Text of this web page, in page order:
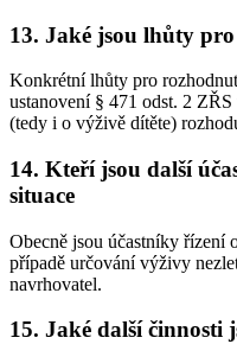
13. Jaké jsou lhůty
Konkrétní lhůty pro
ustanovení § 471 odst. 2
(tedy i o výživě dítěte)
14. Kteří jsou další
situace
Obecně jsou účastníky řízení
případě určování výživy
navrhovatel.
15. Jaké další činnosti